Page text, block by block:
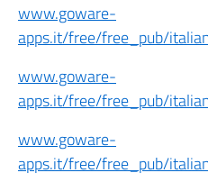
www.goware-
apps.it/free/free_pub/
www.goware-
apps.it/free/free_pub/
www.goware-
apps.it/free/free_pub/